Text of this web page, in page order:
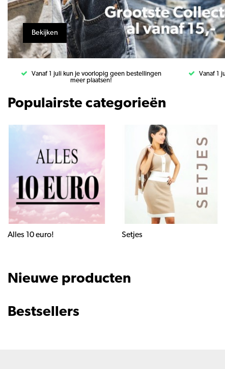
Bekijken
Vanaf 1 juli kun je voorlopig geen bestellingen
meer plaatsen!
Vanaf 1
Populairste categorieën
Alles 10 euro! Setjes
Nieuwe producten
Bestsellers